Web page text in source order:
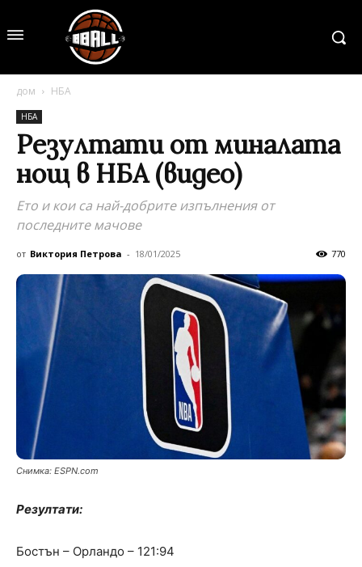
дом НБА
НБА
Резултати от миналата
нощ в НБА (видео)
Ето и кои са най-добрите изпълнения от
последните мачове
от Виктория Петрова - 18/01/2025 770
Снимка: ЕSPN.com
Резултати:
Бостън – Орландо – 121:94